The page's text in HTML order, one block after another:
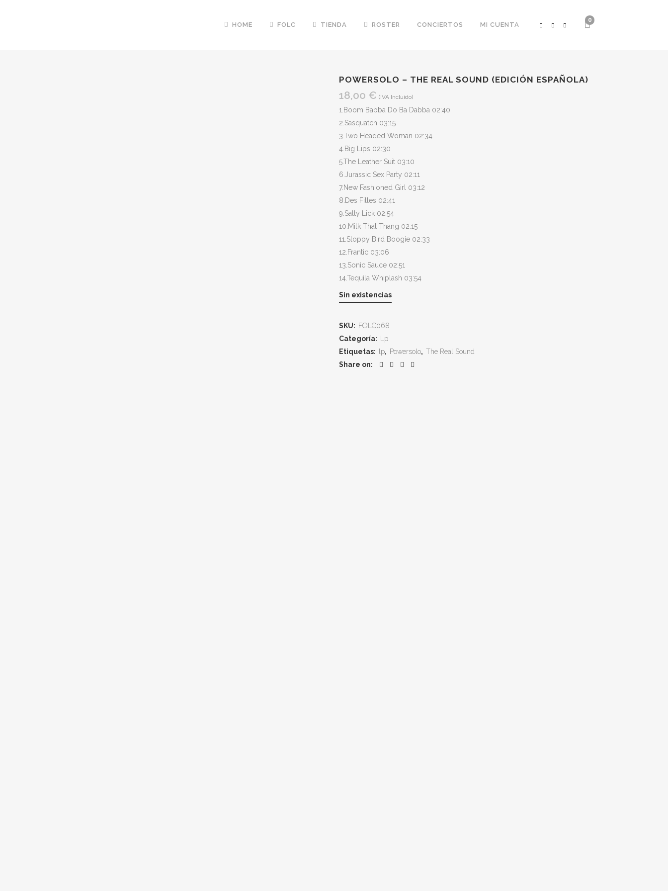
0
HOME FOLC TIENDA ROSTER CONCIERTOS MI CUENTA
POWERSOLO – THE REAL SOUND (EDICIÓN ESPAÑOLA)
18,00 € (IVA Incluido)
1.Boom Babba Do Ba Dabba 02:40
2.Sasquatch 03:15
3.Two Headed Woman 02:34
4.Big Lips 02:30
5.The Leather Suit 03:10
6.Jurassic Sex Party 02:11
7.New Fashioned Girl 03:12
8.Des Filles 02:41
9.Salty Lick 02:54
10.Milk That Thang 02:15
11.Sloppy Bird Boogie 02:33
12.Frantic 03:06
13.Sonic Sauce 02:51
14.Tequila Whiplash 03:54
Sin existencias
SKU: FOLC068
Categoría:
Lp
Etiquetas:
lp, Powersolo, The Real Sound
Share on: